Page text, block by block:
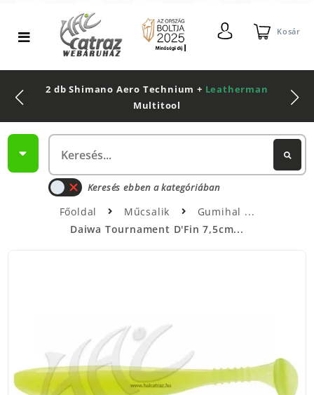
Kosár
2 db Shimano Aero Technium + Leatherman
Multitool
Keresés ebben a kategóriában
Főoldal Műcsalik
Gumihal
Daiwa Tournament D'Fin 7,5cm...